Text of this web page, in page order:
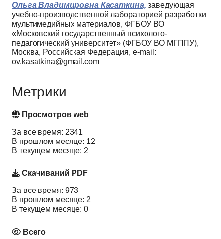
Ольга Владимировна Касаткина, заведующая
учебно-производственной лабораторией разработки
мультимедийных материалов, ФГБОУ ВО
«Московский государственный психолого-
педагогический университет» (ФГБОУ ВО МГППУ),
Москва, Российская Федерация, e-mail:
ov.kasatkina@gmail.com
Метрики
Просмотров web
За все время: 2341
В прошлом месяце: 12
В текущем месяце: 2
Скачиваний PDF
За все время: 973
В прошлом месяце: 2
В текущем месяце: 0
Всего